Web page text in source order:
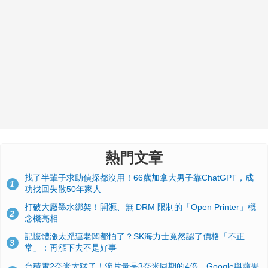
熱門文章
1
找了半輩子求助偵探都沒用！66歲加拿大男子靠ChatGPT，成
功找回失散50年家人
2
打破大廠墨水綁架！開源、無 DRM 限制的「Open Printer」概
念機亮相
3
記憶體漲太兇連老闆都怕了？SK海力士竟然認了價格「不正
常」：再漲下去不是好事
台積電2奈米太猛了！流片量是3奈米同期的4倍，Google與蘋果